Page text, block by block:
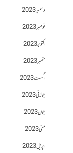
دسمبر 2023
نومبر 2023
اکتوبر 2023
ستمبر 2023
اگست 2023
جولائی 2023
جون 2023
مئی 2023
اپریل 2023